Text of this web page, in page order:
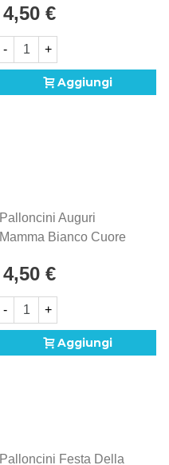
Mylar, 5pz.
4,50 €
- +
Aggiungi
Palloncini Auguri
Mamma Bianco Cuore
Mylar, 5pz.
4,50 €
- +
Aggiungi
Palloncini Festa Della